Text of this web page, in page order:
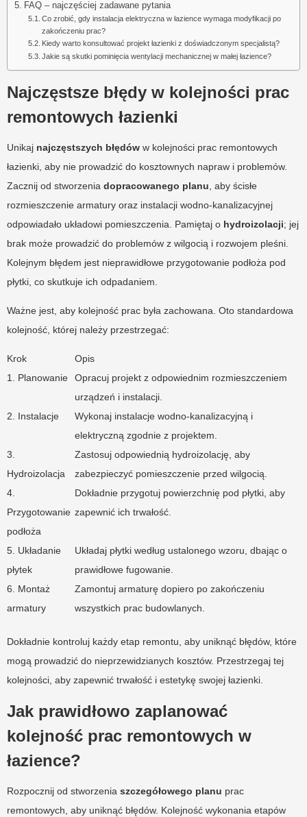
FAQ – najczęściej zadawane pytania
Co zrobić, gdy instalacja elektryczna w łazience wymaga modyfikacji po
zakończeniu prac?
Kiedy warto konsultować projekt łazienki z doświadczonym specjalistą?
Jakie są skutki pominięcia wentylacji mechanicznej w małej łazience?
Najczęstsze błędy w kolejności prac
remontowych łazienki
Unikaj najczęstszych błędów w kolejności prac remontowych
łazienki, aby nie prowadzić do kosztownych napraw i problemów.
Zacznij od stworzenia dopracowanego planu, aby ścisłe
rozmieszczenie armatury oraz instalacji wodno-kanalizacyjnej
odpowiadało układowi pomieszczenia. Pamiętaj o hydroizolacji; jej
brak może prowadzić do problemów z wilgocią i rozwojem pleśni.
Kolejnym błędem jest nieprawidłowe przygotowanie podłoża pod
płytki, co skutkuje ich odpadaniem.
Ważne jest, aby kolejność prac była zachowana. Oto standardowa
kolejność, której należy przestrzegać:
Krok
Opis
1. Planowanie
Opracuj projekt z odpowiednim rozmieszczeniem
urządzeń i instalacji.
2. Instalacje
Wykonaj instalacje wodno-kanalizacyjną i
elektryczną zgodnie z projektem.
3.
Hydroizolacja
Zastosuj odpowiednią hydroizolację, aby
zabezpieczyć pomieszczenie przed wilgocią.
4.
Przygotowanie
podłoża
Dokładnie przygotuj powierzchnię pod płytki, aby
zapewnić ich trwałość.
5. Układanie
płytek
Układaj płytki według ustalonego wzoru, dbając o
prawidłowe fugowanie.
6. Montaż
armatury
Zamontuj armaturę dopiero po zakończeniu
wszystkich prac budowlanych.
Dokładnie kontroluj każdy etap remontu, aby uniknąć błędów, które
mogą prowadzić do nieprzewidzianych kosztów. Przestrzegaj tej
kolejności, aby zapewnić trwałość i estetykę swojej łazienki.
Jak prawidłowo zaplanować
kolejność prac remontowych w
łazience?
Rozpocznij od stworzenia szczegółowego planu prac
remontowych, aby uniknąć błędów. Kolejność wykonania etapów